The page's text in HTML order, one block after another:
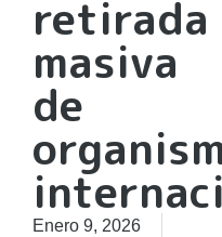
retirada
masiva
de
Enero 9, 2026